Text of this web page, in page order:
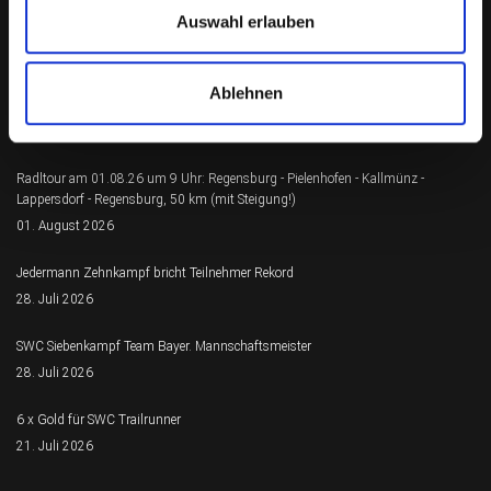
Auswahl erlauben
Ablehnen
Radltour am 01.08.26 um 9 Uhr: Regensburg - Pielenhofen - Kallmünz -
Lappersdorf - Regensburg, 50 km (mit Steigung!)
01. August 2026
Jedermann Zehnkampf bricht Teilnehmer Rekord
28. Juli 2026
SWC Siebenkampf Team Bayer. Mannschaftsmeister
28. Juli 2026
6 x Gold für SWC Trailrunner
21. Juli 2026